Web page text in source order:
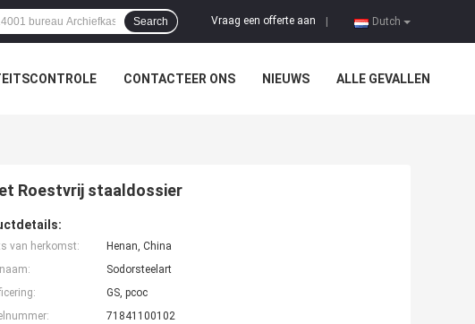
Dutch
Vraag een offerte aan
Search
CONTACTEER ONS NIEUWS ALLE GEVALLEN
Roestvrij staaldossier
van herkomst:
Henan, China
Sodorsteelart
GS, pcoc
71841100102